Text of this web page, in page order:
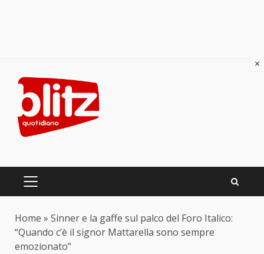
content
PRIMARY
Home » Sinner e la gaffe sul palco del Foro Italico:
“Quando c’è il signor Mattarella sono sempre
emozionato”
×